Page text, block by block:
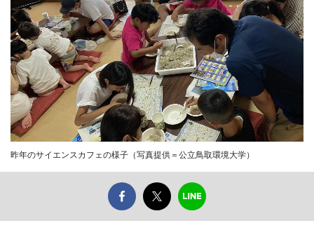
昨年のサイエンスカフェの様子（写真提供＝公立鳥取環境大学）